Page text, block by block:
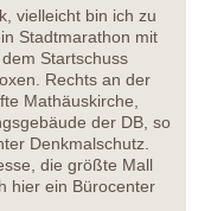
vielleicht bin ich zu
Stadtmarathon mit
Startschuss
Rechts an der
Mathäuskirche,
der DB, so
Denkmalschutz.
die größte Mall
hier ein Bürocenter